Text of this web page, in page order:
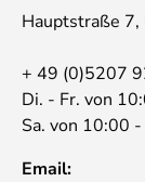
Hauptstraße
+ 49 (0)5207
Di. - Fr. von
Sa. von 10:00
Email: